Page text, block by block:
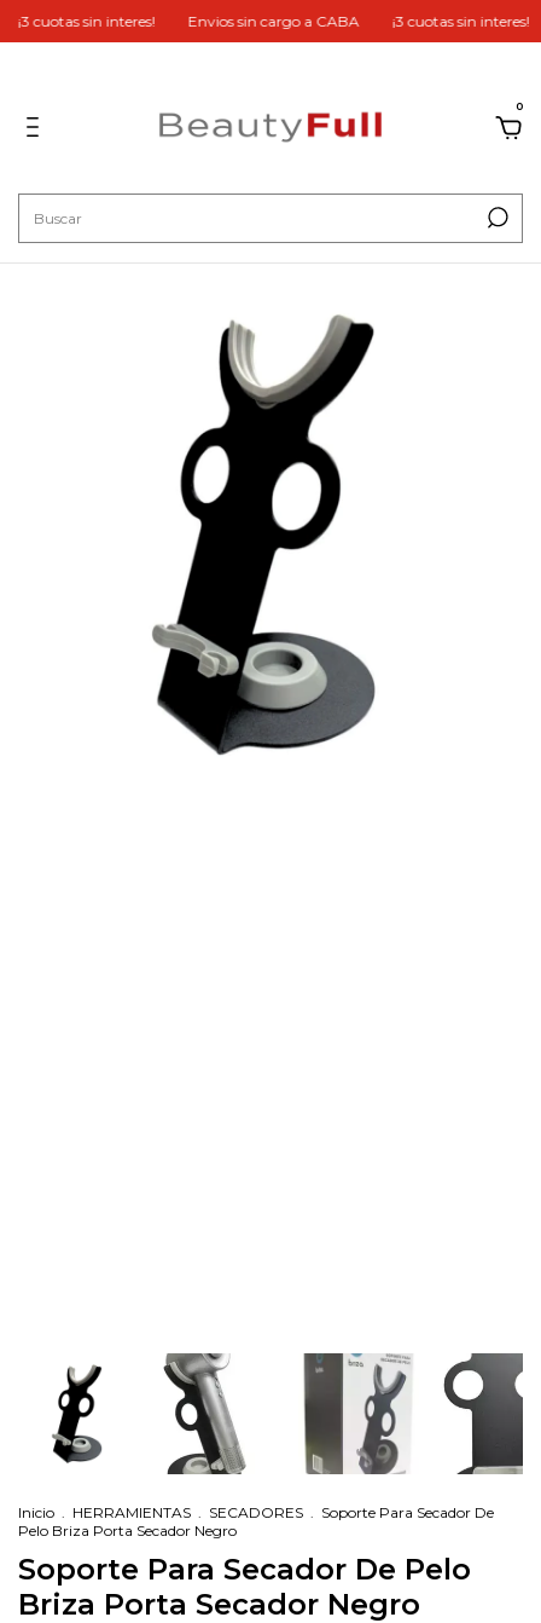
0
¡3 cuotas sin interes! Envios sin cargo a CABA ¡3 cuotas sin interes!
Inicio HERRAMIENTAS SECADORES
Soporte Para Secador De
Pelo Briza Porta Secador Negro
Soporte Para Secador De Pelo
Briza Porta Secador Negro